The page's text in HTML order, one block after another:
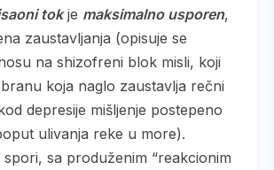
tokje maksimalno usporen,
zaustavljanja (opisuje se
na shizofreni blok misli, koji
koja naglo zaustavlja rečni
depresije mišljenje postepeno
ulivanja reke u more).
sa produženim “reakcionim